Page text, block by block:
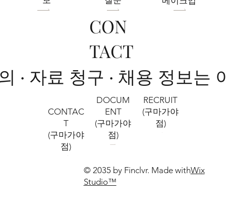
© 2035 by Finclvr. Made withWix
Studio™
CON
TACT
· 자료 청구 · 채용 정보는
CONTAC
T
(구마가야
점)
DOCUM
ENT
(구마가야
점)
RECRUIT
(구마가야
점)